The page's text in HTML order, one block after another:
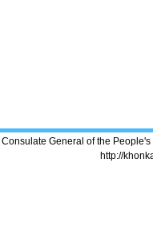
Consulate General of the
http://